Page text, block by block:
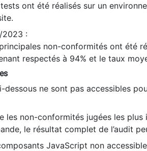
ont été réalisés sur un
2023 :
non-conformités ont été
respectés à 94% et le taux
dessous ne sont pas accessibles
les non-conformités jugées les
le résultat complet de l’audit
JavaScript non